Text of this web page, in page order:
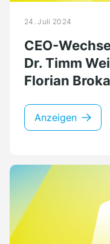
24. Juli 2024
CEO-
Dr. Timm
Florian
Anzeigen